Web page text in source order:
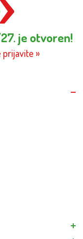
je otvoren!
prijavite »